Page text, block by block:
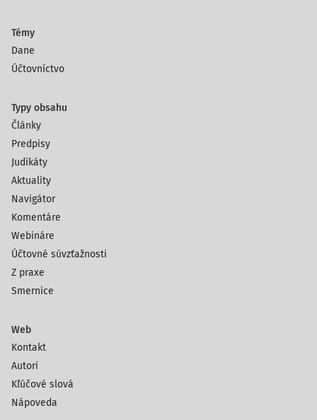
Témy
Dane
Účtovníctvo
Typy obsahu
Články
Predpisy
Judikáty
Aktuality
Navigátor
Komentáre
Webináre
Účtovné súvzťažnosti
Z praxe
Smernice
Web
Kontakt
Autori
Kľúčové slová
Nápoveda